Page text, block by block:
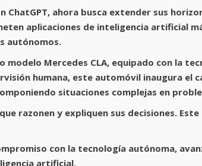
ahora busca extender sus
aplicaciones de inteligencia artificial
autónomos.
Mercedes CLA, equipado con la
humana, este automóvil inaugura el
situaciones complejas en
razonen y expliquen sus decisiones.
con la tecnología autónoma,
artificial.